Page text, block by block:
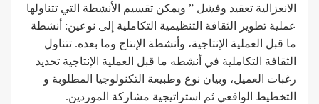
الانعزالية تعقيد وفشل ” ويمكن تقسيم الأنشطة التي تتناولها
عملية تطوير الثقافة التنظيمية التكاملية إلى نوعين: أنشطة
ما قبل العملية الإنتاجية، وأنشطة الإنتاج وما بعده. تتناول
الثقافة التكاملية في أنشطه ما قبل العملية الإنتاجية تحديد
رغبات العميل، وبيان نوع وطبيعة التكنولوجيا المطلوبة و
التخطيط الواقعي ثم استراتيجية مشاركة الموردين.